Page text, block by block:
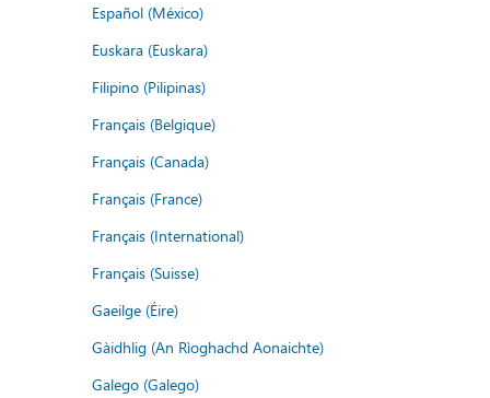
Español (México)
Euskara (Euskara)
Filipino (Pilipinas)
Français (Belgique)
Français (Canada)
Français (France)
Français (International)
Français (Suisse)
Gaeilge (Éire)
Gàidhlig (An Rìoghachd Aonaichte)
Galego (Galego)